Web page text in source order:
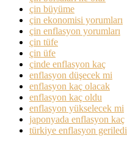
çin büyüme
çin ekonomisi yorumları
çin enflasyon yorumları
çin tüfe
çin üfe
çinde enflasyon kaç
enflasyon düşecek mi
enflasyon kaç olacak
enflasyon kaç oldu
enflasyon yükselecek mi
japonyada enflasyon kaç
türkiye enflasyon geriledi